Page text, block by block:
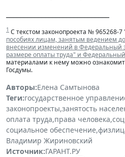
1 С текстом законопроекта № 965268-7
пособиях лицам, занятым ведением
внесении изменений в
размере оплаты труда" и
материалами к нему можно
Госдумы.
Авторы:Елена Самтынова
Теги:государственное
законопроекты,занятость
оплата труда,права человека,
социальное обеспечение,
Владимир Жириновский
Источник:ГАРАНТ.РУ